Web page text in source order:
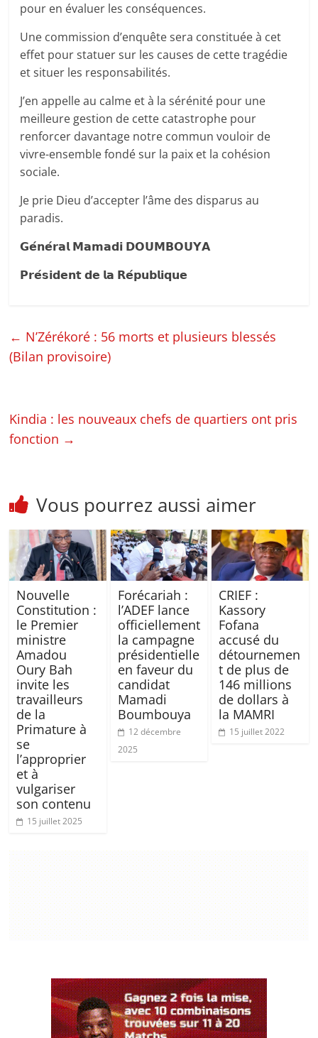
pour en évaluer les conséquences.
Une commission d’enquête sera constituée à cet
effet pour statuer sur les causes de cette tragédie
et situer les responsabilités.
J’en appelle au calme et à la sérénité pour une
meilleure gestion de cette catastrophe pour
renforcer davantage notre commun vouloir de
vivre-ensemble fondé sur la paix et la cohésion
sociale.
Je prie Dieu d’accepter l’âme des disparus au
paradis.
𝗚𝗲́𝗻𝗲́𝗿𝗮𝗹 𝗠𝗮𝗺𝗮𝗱𝗶 𝗗𝗢𝗨𝗠𝗕𝗢𝗨𝗬𝗔
𝗣𝗿𝗲́𝘀𝗶𝗱𝗲𝗻𝘁 𝗱𝗲 𝗹𝗮 𝗥𝗲́𝗽𝘂𝗯𝗹𝗶𝗾𝘂𝗲
← N’Zérékoré : 56 morts et plusieurs blessés
(Bilan provisoire)
Kindia : les nouveaux chefs de quartiers ont pris
fonction →
Vous pourrez aussi aimer
Nouvelle
Constitution :
le Premier
ministre
Amadou
Oury Bah
invite les
travailleurs
de la
Primature à
se
l’approprier
et à
vulgariser
son contenu
15 juillet 2025
Forécariah :
l’ADEF lance
officiellement
la campagne
présidentielle
en faveur du
candidat
Mamadi
Boumbouya
12 décembre
2025
CRIEF :
Kassory
Fofana
accusé du
détournemen
t de plus de
146 millions
de dollars à
la MAMRI
15 juillet 2022